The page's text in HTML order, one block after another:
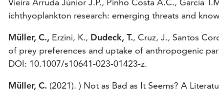
Vieira Arruda Júnior J.P., Pinho Costa A.C., Garcia
ichthyoplankton research: emerging threats and
Müller, C., Erzini, K., Dudeck, T., Cruz, J., Santos
of prey preferences and uptake of anthropogenic
DOI: 10.1007/s10641-023-01423-z.
Müller, C. (2021). ) Not as Bad as It Seems? A